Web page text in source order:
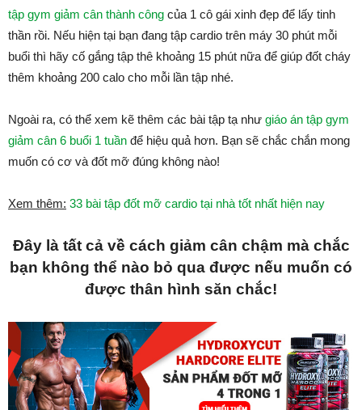
tập gym giảm cân thành công của 1 cô gái xinh đẹp để lấy tinh
thần rồi. Nếu hiện tại bạn đang tập cardio trên máy 30 phút mỗi
buổi thì hãy cố gắng tập thê khoảng 15 phút nữa để giúp đốt cháy
thêm khoảng 200 calo cho mỗi lần tập nhé.
Ngoài ra, có thể xem kẽ thêm các bài tập tạ như giáo án tập gym
giảm cân 6 buổi 1 tuần để hiệu quả hơn. Bạn sẽ chắc chắn mong
muốn có cơ và đốt mỡ đúng không nào!
Xem thêm: 33 bài tập đốt mỡ cardio tại nhà tốt nhất hiện nay
Đây là tất cả về cách giảm cân chậm mà chắc
bạn không thể nào bỏ qua được nếu muốn có
được thân hình săn chắc!